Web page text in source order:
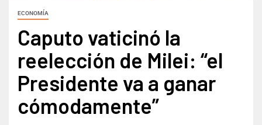
ECONOMÍA
Caputo vaticinó la
reelección de Milei: “el
Presidente va a ganar
cómodamente”